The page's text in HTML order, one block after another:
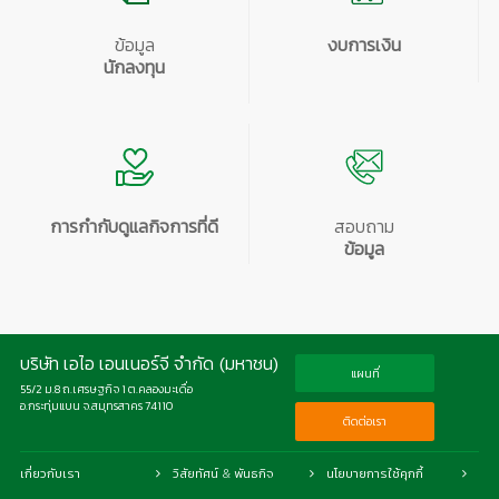
ข้อมูล
นักลงทุน
งบการเงิน
การกำกับดูแลกิจการที่ดี
สอบถาม
ข้อมูล
บริษัท เอไอ เอนเนอร์จี จำกัด (มหาชน)
55/2 ม.8 ถ.เศรษฐกิจ 1 ต.คลองมะเดื่อ
อ.กระทุ่มแบน จ.สมุทรสาคร 74110
แผนที่
ติดต่อเรา
เกี่ยวกับเรา วิสัยทัศน์ & พันธกิจ นโยบายการใช้คุกกี้